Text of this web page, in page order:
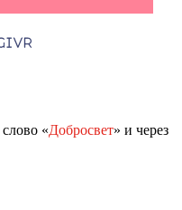
слово «Добросвет» и через